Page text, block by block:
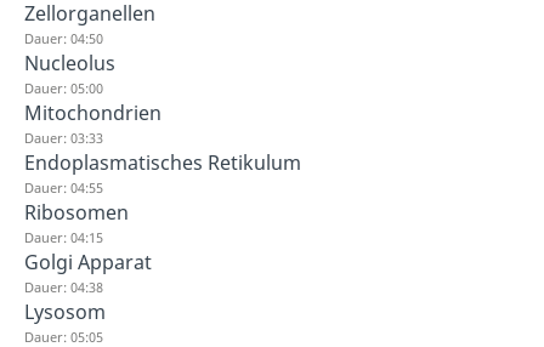
Zellorganellen
Dauer: 04:50
Nucleolus
Dauer: 05:00
Mitochondrien
Dauer: 03:33
Endoplasmatisches Retikulum
Dauer: 04:55
Ribosomen
Dauer: 04:15
Golgi Apparat
Dauer: 04:38
Lysosom
Dauer: 05:05